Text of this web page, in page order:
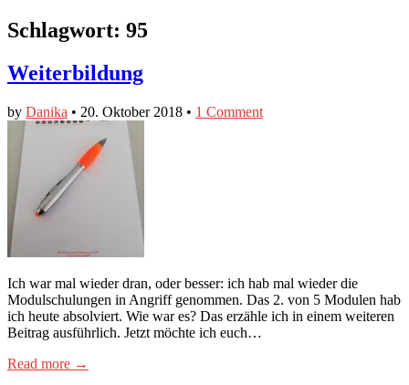
Schlagwort: 95
Weiterbildung
by Danika • 20. Oktober 2018 • 1 Comment
Ich war mal wieder dran, oder besser: ich hab mal wieder die
Modulschulungen in Angriff genommen. Das 2. von 5 Modulen hab
ich heute absolviert. Wie war es? Das erzähle ich in einem weiteren
Beitrag ausführlich. Jetzt möchte ich euch…
Read more →